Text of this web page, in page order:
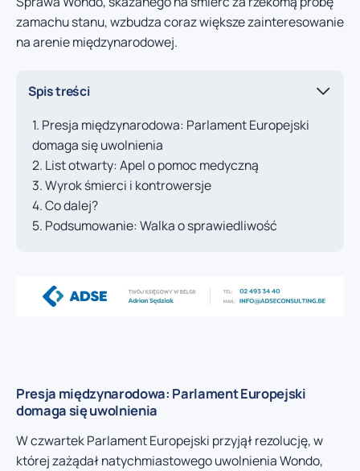
zamachu stanu, wzbudza coraz większe zainteresowanie
na arenie międzynarodowej.
Spis treści
Presja międzynarodowa: Parlament Europejski
domaga się uwolnienia
List otwarty: Apel o pomoc medyczną
Wyrok śmierci i kontrowersje
Co dalej?
Podsumowanie: Walka o sprawiedliwość
Presja międzynarodowa: Parlament Europejski
domaga się uwolnienia
W czwartek Parlament Europejski przyjął rezolucję, w
której zażądał natychmiastowego uwolnienia Wondo,